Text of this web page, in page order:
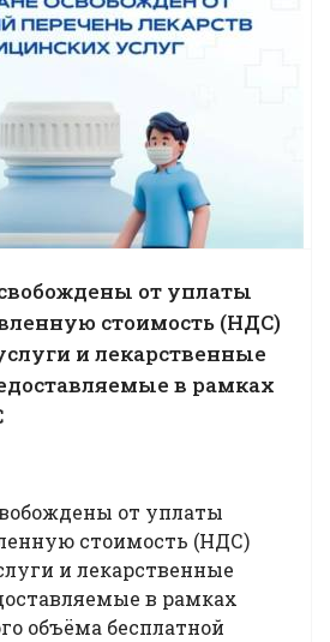
от уплаты
стоимость (НДС)
и лекарственные
в рамках
от уплаты
стоимость (НДС)
и лекарственные
в рамках
объёма бесплатной